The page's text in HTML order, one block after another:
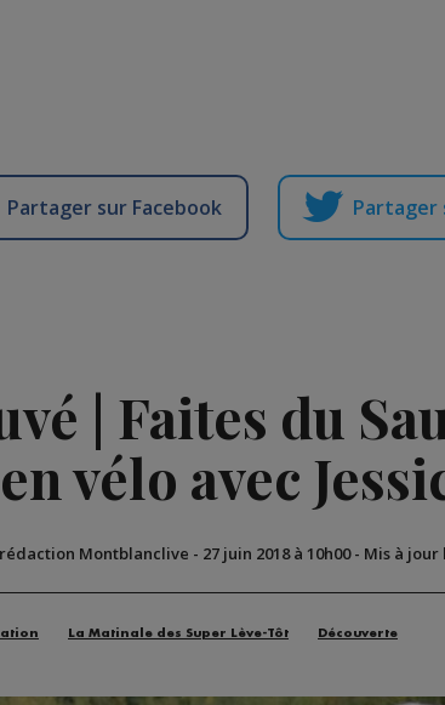
Partager sur Facebook
| Faites du
en vélo avec
Montblanclive - 27 juin 2018 à 10h00- Mis à jour
La Matinale des Super Lève-Tôt Découverte